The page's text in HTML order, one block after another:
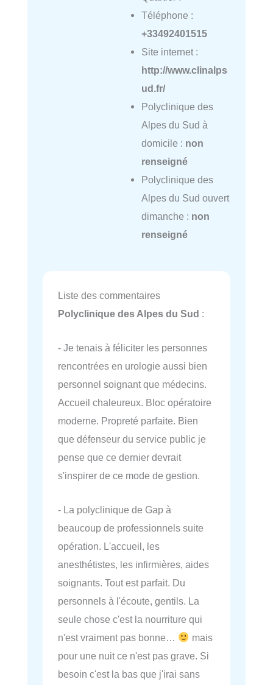
Téléphone :
+33492401515
Site internet :
http://www.clinalps
ud.fr/
Polyclinique des
Alpes du Sud à
domicile : non
renseigné
Polyclinique des
Alpes du Sud ouvert
dimanche : non
renseigné
Liste des commentaires
Polyclinique des Alpes du Sud :
- Je tenais à féliciter les personnes
rencontrées en urologie aussi bien
personnel soignant que médecins.
Accueil chaleureux. Bloc opératoire
moderne. Propreté parfaite. Bien
que défenseur du service public je
pense que ce dernier devrait
s'inspirer de ce mode de gestion.
- La polyclinique de Gap à
beaucoup de professionnels suite
opération. L'accueil, les
anesthétistes, les infirmières, aides
soignants. Tout est parfait. Du
personnels à l'écoute, gentils. La
seule chose c'est la nourriture qui
n'est vraiment pas bonne…
mais
pour une nuit ce n'est pas grave. Si
besoin c'est la bas que j'irai sans